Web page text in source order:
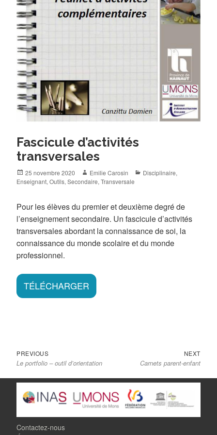
Fascicule d’activités
transversales
Posted
on
25 novembre 2020 Author
Emilie Carosin Categories
Disciplinaire,
Enseignant,Outils,Secondaire,Transversale
Pour les élèves du premier et deuxième degré de
l’enseignement secondaire. Un fascicule d’activités
transversales abordant la connaissance de soi, la
connaissance du monde scolaire et du monde
professionnel.
TÉLÉCHARGER
Navigation
de
l’article
PREVIOUSPrevious
post:
Le portfolio – outil d’orientation
NEXTNext
post:
Carnets parent-enfant
Contactez-nous